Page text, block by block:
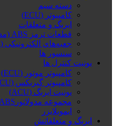
دسته سیم
کامپیوتر (ECU)
ایربگ و متعلقات
قطعات ترمز ABS (مدولاتور، سنسور و …)
جعبه‌های الکترونیکی (fn، fcm، bcm، ccn و …)
سنسور ها
یونیت کنترل ها
کامپیوتر موتور (ECU)
کامپیوتر گیربکس (TCU)
یونیت ایربگ (ACU)
مجموعه مدولاتورABS
ایموبلایزر
ایربگ و متعلقاتش